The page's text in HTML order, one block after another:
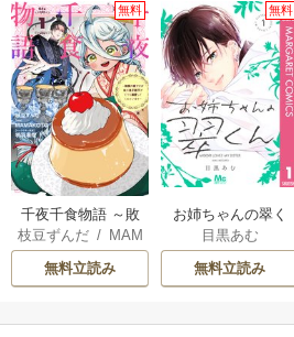
無料
千夜千食物語 ～敗
国の姫ですが氷の
皇子殿下がどうも
溺愛してくれてい
枝豆ずんだ/ MAM
AKOTO / 鴉羽凛燈
無料立読み
無料
お姉ちゃんの翠く
ん
目黒あむ
無料立読み